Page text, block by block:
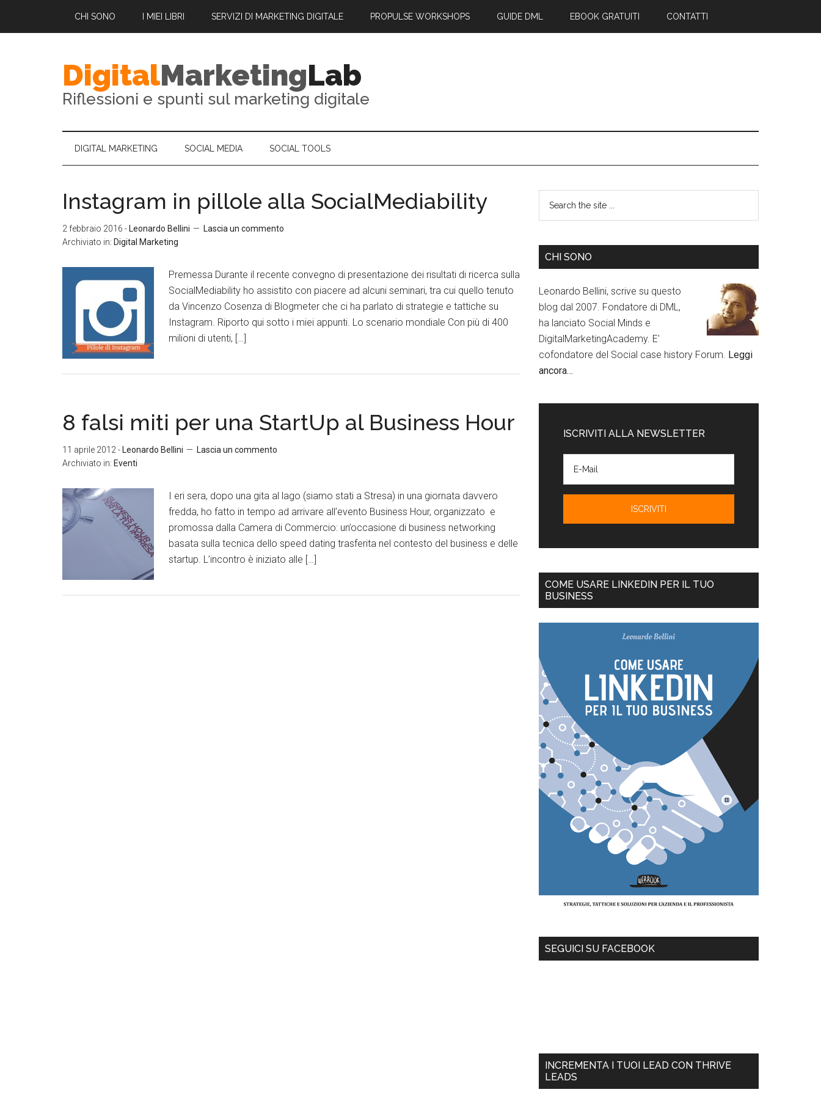
CHI SONO I MIEI LIBRI SERVIZI DI MARKETING DIGITALE PROPULSE WORKSHOPS GUIDE DML EBOOK GRATUITI CONTATTI
DigitalMarketingLab
Riflessioni e spunti sul marketing digitale
DIGITAL MARKETING SOCIAL MEDIA SOCIAL TOOLS
Instagram in pillole alla SocialMediability
2 febbraio 2016 - Leonardo Bellini
Lascia un commento
Archiviato in: Digital Marketing
Premessa Durante il recente convegno di presentazione dei risultati di ricerca sulla
SocialMediability ho assistito con piacere ad alcuni seminari, tra cui quello tenuto
da Vincenzo Cosenza di Blogmeter che ci ha parlato di strategie e tattiche su
Instagram. Riporto qui sotto i miei appunti. Lo scenario mondiale Con più di 400
milioni di utenti, […]
8 falsi miti per una StartUp al Business Hour
11 aprile 2012 - Leonardo Bellini
Lascia un commento
Archiviato in: Eventi
I eri sera, dopo una gita al lago (siamo stati a Stresa) in una giornata davvero
fredda, ho fatto in tempo ad arrivare all’evento Business Hour, organizzato e
promossa dalla Camera di Commercio: un’occasione di business networking
basata sulla tecnica dello speed dating trasferita nel contesto del business e delle
startup. L’incontro è iniziato alle […]
CHI SONO
Leonardo Bellini, scrive su questo
blog dal 2007. Fondatore di DML,
ha lanciato Social Minds e
DigitalMarketingAcademy. E'
cofondatore del Social case history Forum. Leggi
ancora…
ISCRIVITI ALLA NEWSLETTER
COME USARE LINKEDIN PER IL TUO
BUSINESS
SEGUICI SU FACEBOOK
INCREMENTA I TUOI LEAD CON THRIVE
LEADS